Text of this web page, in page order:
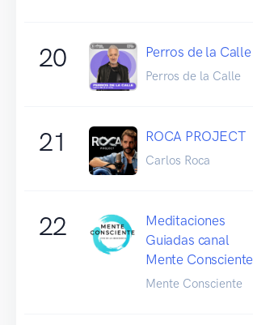
20 Perros de la Calle
Perros de la Calle
21 ROCA PROJECT
Carlos Roca
22
Meditaciones
Guiadas canal
Mente Consciente
Mente Consciente